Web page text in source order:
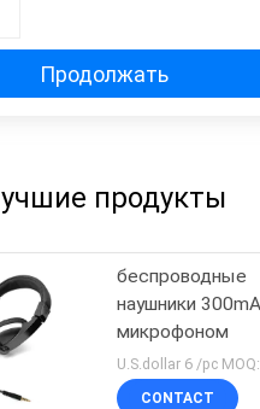
Продолжать
продукты
беспроводные
наушники
микрофоном
U.S.dollar 6 /pc
CONTACT